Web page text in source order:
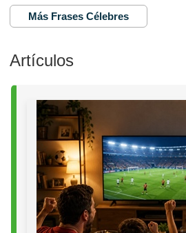
Más Frases Célebres
Artículos